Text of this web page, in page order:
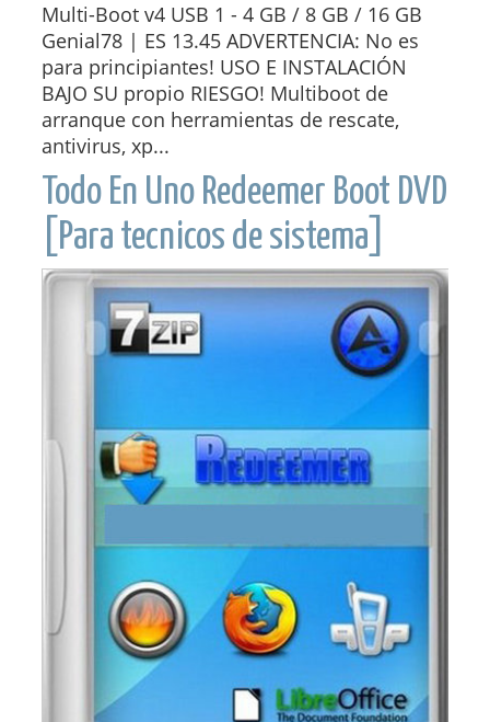
Multi-Boot v4 USB 1 - 4 GB / 8 GB / 16 GB
Genial78 | ES 13.45 ADVERTENCIA: No es
para principiantes! USO E INSTALACIÓN
BAJO SU propio RIESGO! Multiboot de
arranque con herramientas de rescate,
antivirus, xp...
Todo En Uno Redeemer Boot DVD
[Para tecnicos de sistema]